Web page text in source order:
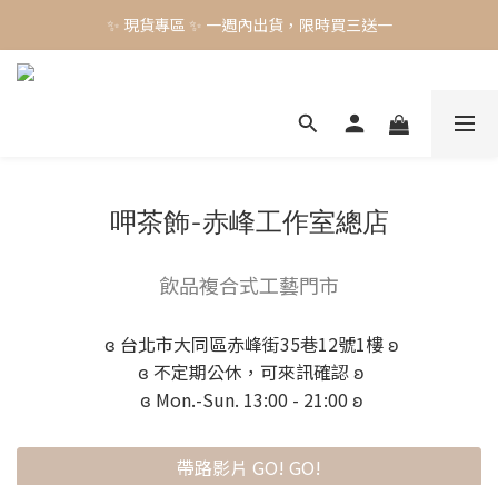
✨ 現貨專區 ✨ 一週內出貨，限時買三送一
✨ 現貨專區 ✨ 一週內出貨，限時買三送一
✨ 現貨專區 ✨ 一週內出貨，限時買三送一
呷茶飾-赤峰工作室總店
飲品複合式工藝門市
ɞ 台北市大同區赤峰街35巷12號1樓 ʚ
ɞ 不定期公休，可來訊確認 ʚ
ɞ Mon.-Sun. 13:00 - 21:00 ʚ
帶路影片 GO! GO!